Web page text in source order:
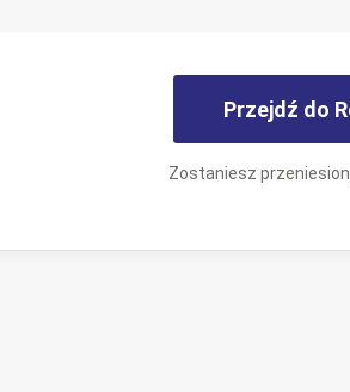
Przejdź do
Zostaniesz